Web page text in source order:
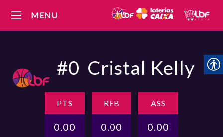
MENU
#0 Cristal Kelly
PTS
0.00
REB
0.00
ASS
0.00